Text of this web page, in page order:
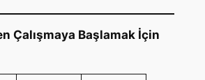
Çalışmaya Başlamak İçin